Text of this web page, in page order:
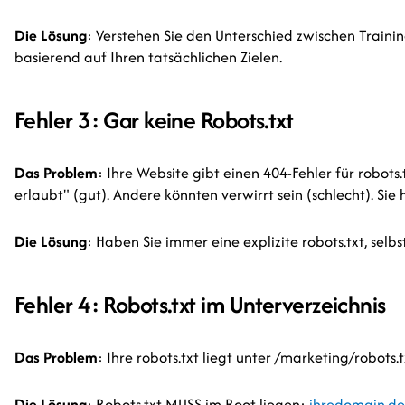
Die Lösung: Verstehen Sie den Unterschied zwischen
basierend auf Ihren tatsächlichen Zielen.
Fehler 3: Gar keine Robots.txt
Das Problem: Ihre Website gibt einen 404-Fehler für
erlaubt" (gut). Andere könnten verwirrt sein (schlecht). Sie
Die Lösung: Haben Sie immer eine explizite robots.txt,
Fehler 4: Robots.txt im Unterverzeichnis
Das Problem: Ihre robots.txt liegt unter /marketing/